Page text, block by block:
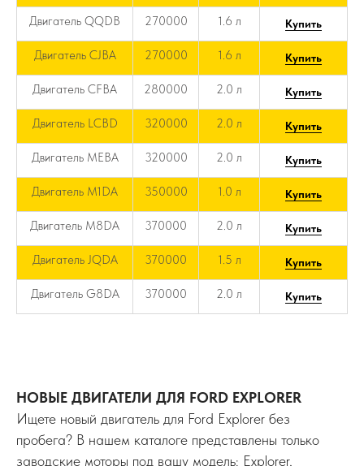
Двигатель QQDB 270000 1.6 л Купить
Двигатель CJBA 270000 1.6 л Купить
Двигатель CFBA 280000 2.0 л Купить
Двигатель LCBD 320000 2.0 л Купить
Двигатель MEBA 320000 2.0 л Купить
Двигатель M1DA 350000 1.0 л Купить
Двигатель M8DA 370000 2.0 л Купить
Двигатель JQDA 370000 1.5 л Купить
Двигатель G8DA 370000 2.0 л Купить
НОВЫЕ ДВИГАТЕЛИ ДЛЯ FORD EXPLORER
Ищете новый двигатель для Ford Explorer без
пробега? В нашем каталоге представлены только
заводские моторы под вашу модель: Explorer,